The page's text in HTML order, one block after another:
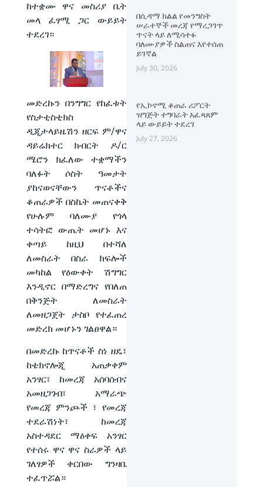
ከተቋሙ ዋና መስሪያ ቤት
መላ ፈፃሚ ጋር ውይይት
ተደረገ።
መድረኩን በንግግር የከፈቱት
የስታቲስቲክስ
ዲጂታላይዜሽን ዘርፍ ም/ዋና
ዳይሬክተር ክብርት ዶ/ር
ሜሮን ክፈለው ተቋማችን
ባለፉት ሶስት ዓመታት
ያከናወናቸውን ጥናቶችና
ቆጠራዎች በስኬት መጠናቀቅ
የሁሉም ባለሙያ የጎላ
ተሳትፎ ውጤት መሆኑ እና
ቀጣይ ከዚህ በተሻለ
ለመስራት በስራ ክፍሎች
መካከል የዕውቀት ሽግግር
እንዲኖር በማድረግና የበለጠ
በቅንጅት ለመስራት
ለመዘጋጀት ታስቦ የተፈጠረ
መድረክ መሆኑን ገልፀዋል።
በመድረኩ ከጥናቶች ስነ ዘዴ፣
ከቴክኖሎጂ አጠቃቀም
አንፃር፣ ከመረጃ አሰባሰብና
አመዘጋገብ፣ አማራጭ
የመረጃ ምንጮች ፣ የመረጃ
ተደራሽነት፣ ከመረጃ
አስተዳደር ማዕቀፍ አንፃር
የተሰሩ ዋና ዋና ስራዎች ላይ
ገለፃዎች ቀርበው ግንዛቤ
ተፈጥሯል።
በሲዳማ ክልል የመንግስት
ሠራተኞች መረጃ የማረጋገጥ
ጥናት ላይ ለሚሳተፉ
ባለሙያዎች ስልጠና እየተሰጠ
ይገኛል
July 30, 2026
የኢኮኖሚ ቆጠራ ሪፖርት
ዝግጅት ተግባራት አፈጻጸም
ላይ ውይይት ተደረገ
July 27, 2026